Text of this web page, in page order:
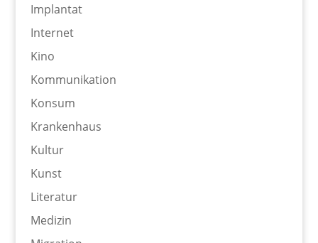
Implantat
Internet
Kino
Kommunikation
Konsum
Krankenhaus
Kultur
Kunst
Literatur
Medizin